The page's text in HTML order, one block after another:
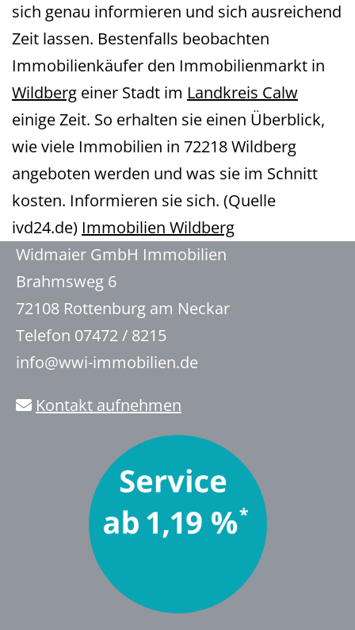
sich genau informieren und sich ausreichend
Zeit lassen. Bestenfalls beobachten
Immobilienkäufer den Immobilienmarkt in
Wildberg einer Stadt im Landkreis Calw
einige Zeit. So erhalten sie einen Überblick,
wie viele Immobilien in 72218 Wildberg
angeboten werden und was sie im Schnitt
kosten. Informieren sie sich. (Quelle
ivd24.de) Immobilien Wildberg
Widmaier GmbH Immobilien
Brahmsweg 6
72108 Rottenburg am Neckar
Telefon 07472 / 8215
info@wwi-immobilien.de
Kontakt aufnehmen